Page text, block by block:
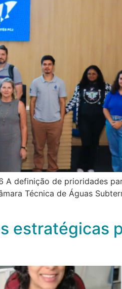
A definição de prioridades
Técnica de Águas
estratégicas